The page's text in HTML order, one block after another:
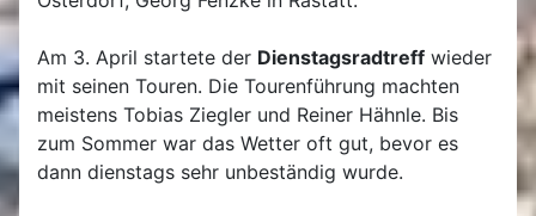
Am 3. April startete der Dienstagsradtreff wieder
mit seinen Touren. Die Tourenführung machten
meistens Tobias Ziegler und Reiner Hähnle. Bis
zum Sommer war das Wetter oft gut, bevor es
dann dienstags sehr unbeständig wurde.